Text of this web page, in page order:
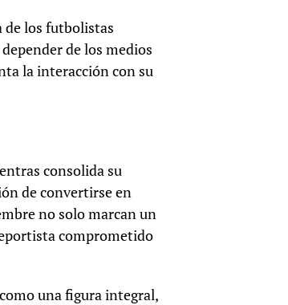
de los futbolistas
de los medios
la interacción con su
consolida su
de convertirse en
no solo marcan un
comprometido
una figura integral,